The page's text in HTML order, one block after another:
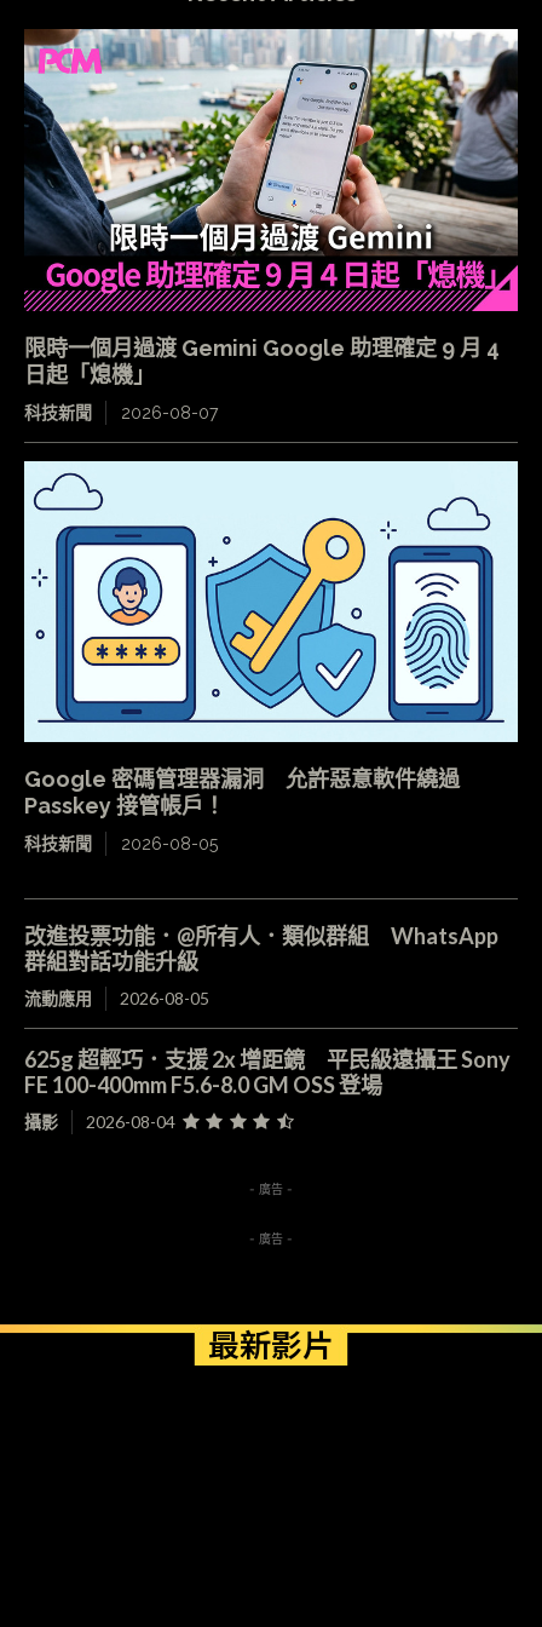
限時一個月過渡 Gemini Google 助理確定 9 月 4
日起「熄機」
科技新聞 2026-08-07
Google 密碼管理器漏洞 允許惡意軟件繞過
Passkey 接管帳戶！
科技新聞 2026-08-05
改進投票功能．@所有人．類似群組 WhatsApp
群組對話功能升級
流動應用 2026-08-05
625g 超輕巧．支援 2x 增距鏡 平民級遠攝王 Sony
FE 100-400mm F5.6-8.0 GM OSS 登場
攝影 2026-08-04
- 廣告 -
- 廣告 -
最新影片